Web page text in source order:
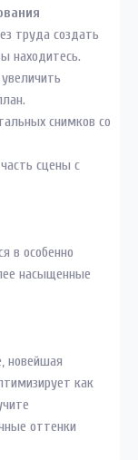
труда создать
находитесь.
снимков со
сцены с
в особенно
насыщенные
новейшая
как
оттенки